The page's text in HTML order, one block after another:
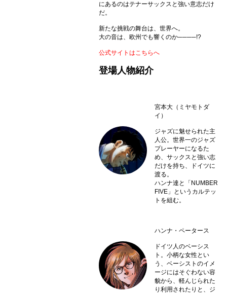
にあるのはテナーサックスと強い意志だけ
だ。
新たな挑戦の舞台は、世界へ。
大の音は、欧州でも響くのか────!?
公式サイトはこちらへ
登場人物紹介
宮本大（ミヤモトダ
イ）
ジャズに魅せられた主
人公。世界一のジャズ
プレーヤーになるた
め、サックスと強い志
だけを持ち、ドイツに
渡る。
ハンナ達と「NUMBER
FIVE」というカルテッ
トを組む。
ハンナ・ペータース
ドイツ人のベーシス
ト。小柄な女性とい
う、ベーシストのイメ
ージにはそぐわない容
貌から、軽んじられた
り利用されたりと、ジ